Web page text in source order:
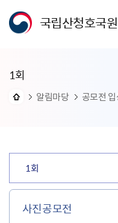
국립산청호국원
1회
알림마당 공모전
1회
사진공모전